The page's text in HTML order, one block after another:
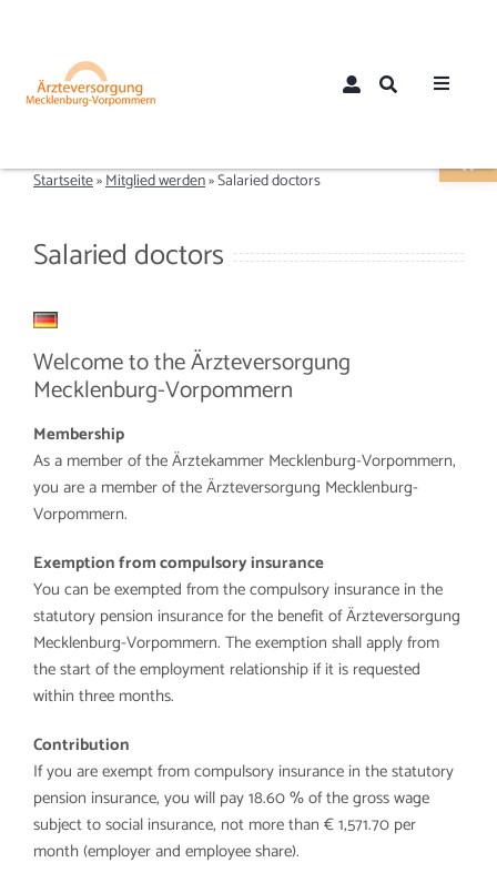
Toggle
Mitglieder
Mitglied werden
Arbeitgeber
Startseite»Mitglied werden»Salaried doctors
Salaried doctors
Welcome to the Ärzteversorgung
Mecklenburg-Vorpommern
Membership
As a member of the Ärztekammer Mecklenburg-Vorpommern,
you are a member of the Ärzteversorgung Mecklenburg-
Vorpommern.
Exemption from compulsory insurance
You can be exempted from the compulsory insurance in the
statutory pension insurance for the benefit of Ärzteversorgung
Mecklenburg-Vorpommern. The exemption shall apply from
the start of the employment relationship if it is requested
within three months.
Contribution
If you are exempt from compulsory insurance in the statutory
pension insurance, you will pay 18.60 % of the gross wage
subject to social insurance, not more than € 1,571.70 per
month (employer and employee share).